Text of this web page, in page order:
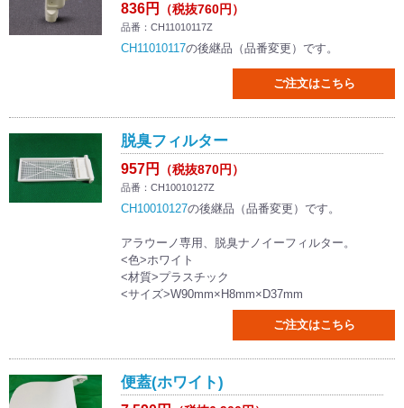
836円 （税抜760円）
品番：CH11010117Z
CH11010117の後継品（品番変更）です。
ご注文はこちら
脱臭フィルター
957円 （税抜870円）
品番：CH10010127Z
CH10010127の後継品（品番変更）です。
アラウーノ専用、脱臭ナノイーフィルター。
<色>ホワイト
<材質>プラスチック
<サイズ>W90mm×H8mm×D37mm
ご注文はこちら
便蓋(ホワイト)